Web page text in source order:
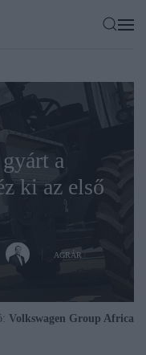
a
ki az első
AGRÁR
Volkswagen Group Africa